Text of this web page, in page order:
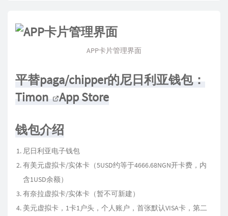
APP卡片管理界面
平替paga/chipper的尼日利亚钱包：
Timon
App Store
钱包介绍
尼日利亚电子钱包
有美元虚拟卡/实体卡（5USD约等于4666.68NGN开卡费，内
含1USD余额）
有奈拉虚拟卡/实体卡（暂不可新建）
美元虚拟卡，1卡1户头，个人账户，首张默认VISA卡，第二